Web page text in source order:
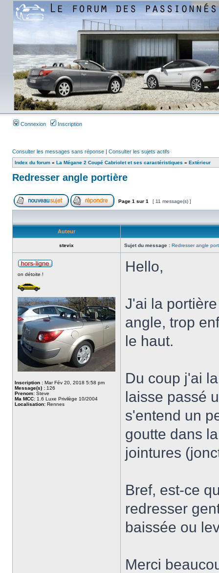
Connexion Inscription
Consulter les messages sans réponse | Consulter les sujets actifs
Index du forum » La Mégane 2 Coupé Cabriolet et ses caractéristiques » Extérieur
Redresser angle portière
Page 1 sur 1 [ 11 message(s) ]
Auteur
stevix Sujet du message : Redresser angle
on détoite !
Inscription : Mar Fév 20, 2018 5:58 pm
Message(s) : 126
Prenom: Steve
Ma MCC: 1.6 Luxe Privilège 10/2004
Localisation: Rennes
Hello,
J'ai la
angle, trop
le haut.
Du coup j'ai
laisse passé
s'entend un
goutte dans
jointures
Bref, est-ce
redresser
baissée ou
Merci